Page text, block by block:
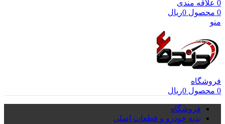
0 علاقه مندی
0 محصول 0ریال
منو
فروشگاه
0 محصول 0ریال
فروشگاه
بدنه خودرو و قطعات اصلی